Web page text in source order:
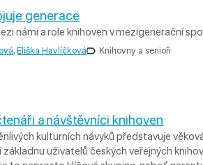
generace
námi a role knihoven v mezigenerační
,Eliška Havlíčková Knihovny a senioři
a návštěvníci knihoven
kulturních návyků představuje
základnu uživatelů českých veřejných